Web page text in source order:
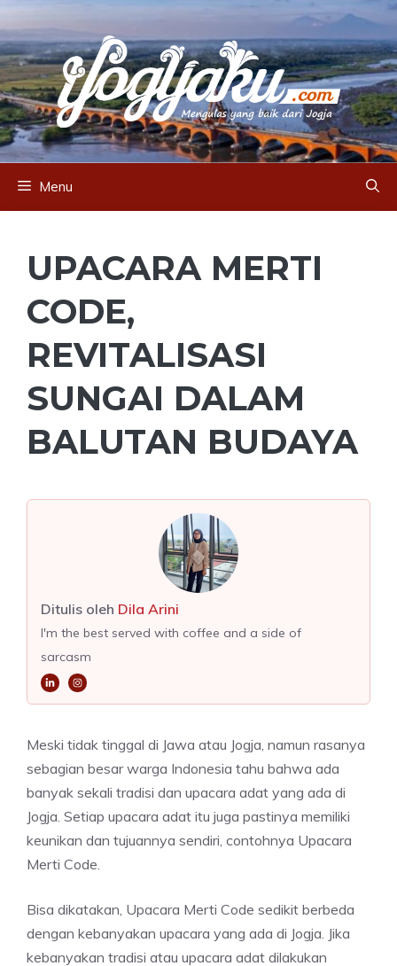
to
content
Menu
UPACARA MERTI
CODE,
REVITALISASI
SUNGAI DALAM
BALUTAN BUDAYA
Ditulis oleh Dila Arini
I'm the best served with coffee and a side of
sarcasm
Meski tidak tinggal di Jawa atau Jogja, namun rasanya
sebagian besar warga Indonesia tahu bahwa ada
banyak sekali tradisi dan upacara adat yang ada di
Jogja. Setiap upacara adat itu juga pastinya memiliki
keunikan dan tujuannya sendiri, contohnya Upacara
Merti Code.
Bisa dikatakan, Upacara Merti Code sedikit berbeda
dengan kebanyakan upacara yang ada di Jogja. Jika
kebanyakan tradisi atau upacara adat dilakukan